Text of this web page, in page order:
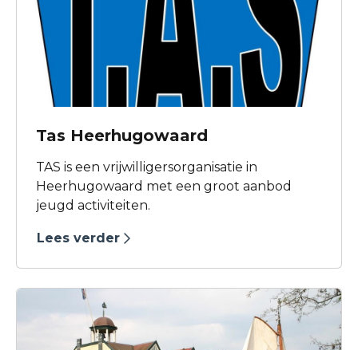
Tas Heerhugowaard
TAS is een vrijwilligersorganisatie in
Heerhugowaard met een groot aanbod
jeugd activiteiten.
Lees verder